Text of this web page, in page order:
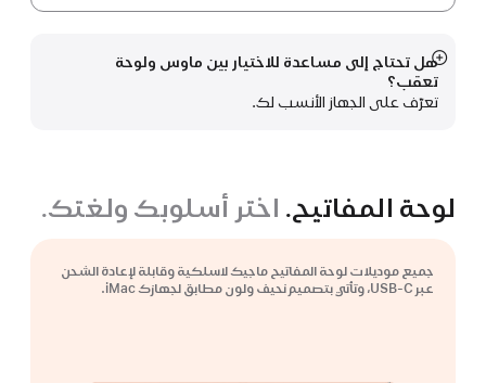
هل تحتاج إلى مساعدة للاختيار بين ماوس ولوحة
تعقب؟
تعرّف على الجهاز الأنسب لك.
عرض
المزيد
لوحة المفاتيح. اختر أسلوبك ولغتك.
جميع موديلات لوحة المفاتيح ماجيك لاسلكية وقابلة لإعادة الشحن
عبر USB-C، وتأتي بتصميم نحيف ولون مطابق لجهازك iMac.